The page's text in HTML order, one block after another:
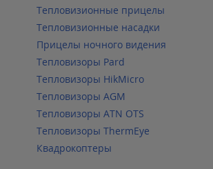
Тепловизионные прицелы
Тепловизионные насадки
Прицелы ночного видения
Тепловизоры Pard
Тепловизоры HikMicro
Тепловизоры AGM
Тепловизоры ATN OTS
Тепловизоры ThermEye
Квадрокоптеры